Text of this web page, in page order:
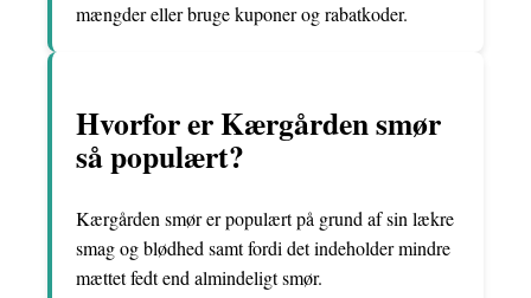
mængder eller bruge kuponer og rabatkoder.
Hvorfor er Kærgården smør
så populært?
Kærgården smør er populært på grund af sin lækre
smag og blødhed samt fordi det indeholder mindre
mættet fedt end almindeligt smør.